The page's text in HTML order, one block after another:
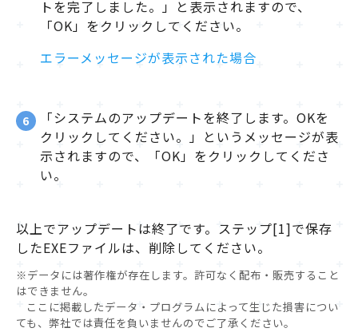
トを完了しました。」と表示されますので、
「OK」をクリックしてください。
エラーメッセージが表示された場合
6
「システムのアップデートを終了します。OKを
クリックしてください。」というメッセージが表
示されますので、「OK」をクリックしてくださ
い。
以上でアップデートは終了です。ステップ[1]で保存
したEXEファイルは、削除してください。
※データには著作権が存在します。許可なく配布・販売すること
はできません。
ここに掲載したデータ・プログラムによって生じた損害につい
ても、弊社では責任を負いませんのでご了承ください。